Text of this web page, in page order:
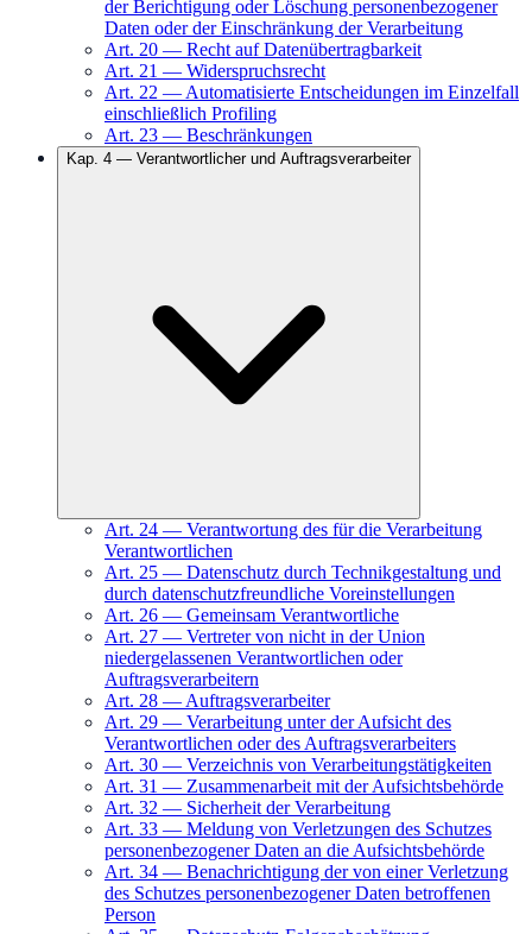
der Berichtigung oder Löschung personenbezogener
Daten oder der Einschränkung der Verarbeitung
Art. 20 — Recht auf Datenübertragbarkeit
Art. 21 — Widerspruchsrecht
Art. 22 — Automatisierte Entscheidungen im Einzelfall
einschließlich Profiling
Art. 23 — Beschränkungen
Kap. 4 — Verantwortlicher und Auftragsverarbeiter
Art. 24 — Verantwortung des für die Verarbeitung
Verantwortlichen
Art. 25 — Datenschutz durch Technikgestaltung und
durch datenschutzfreundliche Voreinstellungen
Art. 26 — Gemeinsam Verantwortliche
Art. 27 — Vertreter von nicht in der Union
niedergelassenen Verantwortlichen oder
Auftragsverarbeitern
Art. 28 — Auftragsverarbeiter
Art. 29 — Verarbeitung unter der Aufsicht des
Verantwortlichen oder des Auftragsverarbeiters
Art. 30 — Verzeichnis von Verarbeitungstätigkeiten
Art. 31 — Zusammenarbeit mit der Aufsichtsbehörde
Art. 32 — Sicherheit der Verarbeitung
Art. 33 — Meldung von Verletzungen des Schutzes
personenbezogener Daten an die Aufsichtsbehörde
Art. 34 — Benachrichtigung der von einer Verletzung
des Schutzes personenbezogener Daten betroffenen
Person